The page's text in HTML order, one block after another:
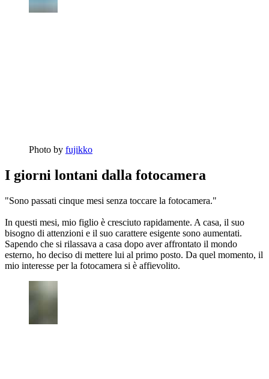
Photo by fujikko
I giorni lontani dalla fotocamera
"Sono passati cinque mesi senza toccare la fotocamera."
In questi mesi, mio figlio è cresciuto rapidamente. A casa, il suo
bisogno di attenzioni e il suo carattere esigente sono aumentati.
Sapendo che si rilassava a casa dopo aver affrontato il mondo
esterno, ho deciso di mettere lui al primo posto. Da quel momento, il
mio interesse per la fotocamera si è affievolito.